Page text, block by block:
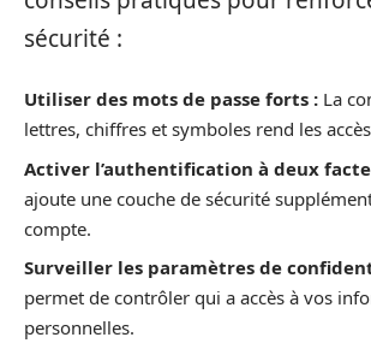
sécurité :
Utiliser des mots de passe forts : La
lettres, chiffres et symboles rend les
Activer l’authentification à deux
ajoute une couche de sécurité
compte.
Surveiller les paramètres de
permet de contrôler qui a accès à vos
personnelles.